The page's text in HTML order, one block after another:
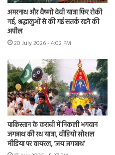
अमरनाथ और वैष्णो देवी यात्रा फिर रोकी
गई, श्रद्धालुओं से की गई सतर्क रहने की
अपील
20 July 2026 - 4:02 PM
पाकिस्तान के कराची में निकली भगवान
जगन्नाथ की रथ यात्रा, वीडियो सोशल
मीडिया पर वायरल, ‘जय जगन्नाथ’